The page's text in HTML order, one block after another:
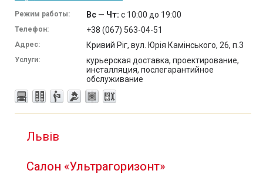
Режим работы: Вс — Чт: с 10:00 до 19:00
Телефон: +38 (067) 563-04-51
Адрес: Кривий Ріг, вул. Юрія Камінського, 26, п.3
Услуги:
курьерская доставка, проектирование,
инсталляция, послегарантийное
обслуживание
Львів
Салон «Ультрагоризонт»